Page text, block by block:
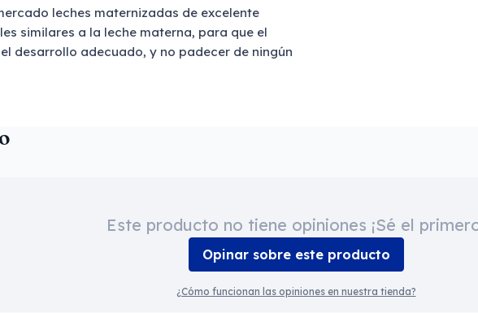
leches maternizadas de excelente
similares a la leche materna, para que el
desarrollo adecuado, y no padecer de ningún
Este producto no tiene opiniones ¡Sé el
Opinar sobre este producto
¿Cómo funcionan las opiniones en nuestra tienda?